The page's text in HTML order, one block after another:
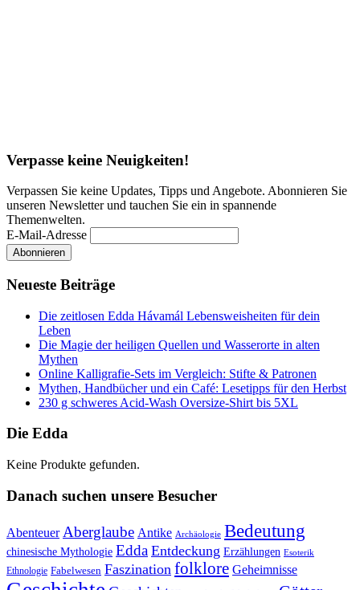
Verpasse keine Neuigkeiten!
Verpassen Sie keine Updates, Tipps und Angebote. Abonnieren Sie
unseren Newsletter und tauchen Sie ein in spannende
Themenwelten.
E-Mail-Adresse
Neueste Beiträge
Die zeitlosen Edda Hávamál Lebensweisheiten für dein
Leben
Die Magie der heiligen Quellen und Wasserorte in alten
Mythen
Online Kalligrafie‑Sets im Vergleich: Stifte & Patronen
Mythen, Handbücher und ein Café: Lesetipps für den Herbst
230 g schweres Acid-Wash Oversize-Shirt bis 5XL
Die Edda
Keine Produkte gefunden.
Danach suchen unsere Besucher
Abenteuer Aberglaube Antike Archäologie Bedeutung
chinesische Mythologie Edda Entdeckung Erzählungen Esoterik
Ethnologie Fabelwesen Faszination folklore Geheimnisse